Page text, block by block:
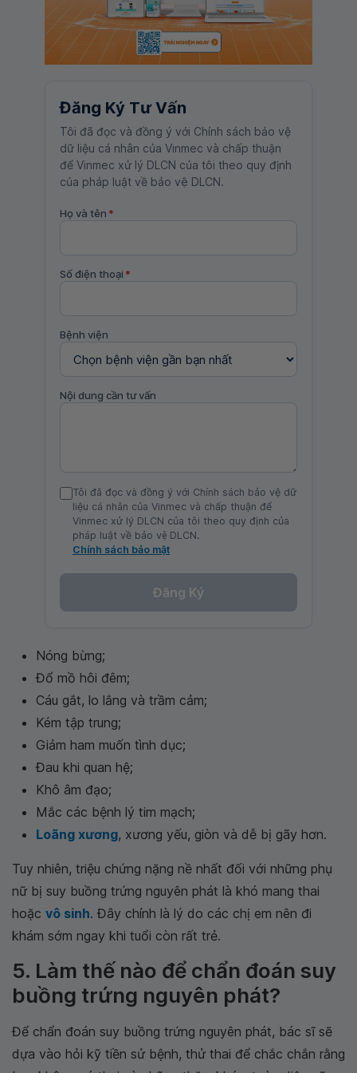
Đăng Ký Tư Vấn
Tôi đã đọc và đồng ý với Chính sách bảo vệ
dữ liệu cá nhân của Vinmec và chấp thuận
để Vinmec xử lý DLCN của tôi theo quy định
của pháp luật về bảo vệ DLCN.
Họ và tên *
Số điện thoại *
Bệnh viện
Nội dung cần tư vấn
Tôi đã đọc và đồng ý với Chính sách bảo vệ dữ
liệu cá nhân của Vinmec và chấp thuận để
Vinmec xử lý DLCN của tôi theo quy định của
pháp luật về bảo vệ DLCN.
Chính sách bảo mật
Đăng Ký
Nóng bừng;
Đổ mồ hôi đêm;
Cáu gắt, lo lắng và trầm cảm;
Kém tập trung;
Giảm ham muốn tình dục;
Đau khi quan hệ;
Khô âm đạo;
Mắc các bệnh lý tim mạch;
Loãng xương, xương yếu, giòn và dễ bị gãy hơn.
Tuy nhiên, triệu chứng nặng nề nhất đối với những phụ
nữ bị suy buồng trứng nguyên phát là khó mang thai
hoặc vô sinh. Đây chính là lý do các chị em nên đi
khám sớm ngay khi tuổi còn rất trẻ.
5. Làm thế nào để chẩn đoán suy
buồng trứng nguyên phát?
Để chẩn đoán suy buồng trứng nguyên phát, bác sĩ sẽ
dựa vào hỏi kỹ tiền sử bệnh, thử thai để chắc chắn rằng